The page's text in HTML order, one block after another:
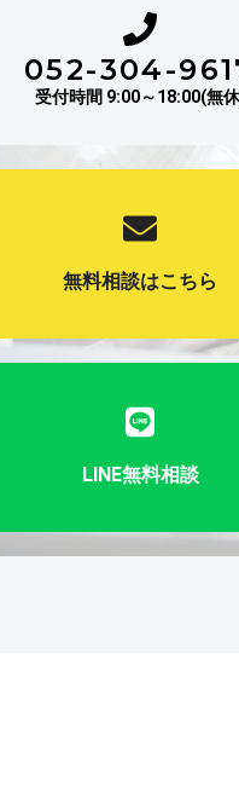
052-304-
受付時間 9:00～18:00(無
無料相談はこちら
LINE無料相談